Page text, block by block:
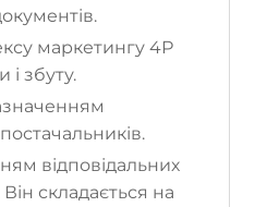
маркетингу 4Р
збуту.
відповідальних
складається на